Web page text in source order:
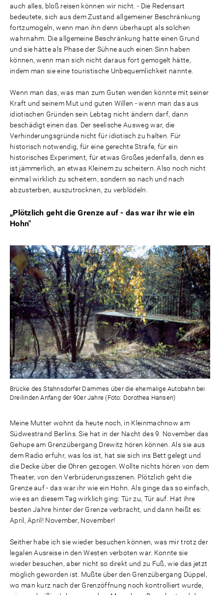
auch alles, bloß reisen können wir nicht. - Die Redensart
bedeutete, sich aus dem Zustand allgemeiner Beschränkung
fortzumogeln, wenn man ihn denn überhaupt als solchen
wahrnahm. Die allgemeine Beschränkung hatte einen Grund
und sie hätte als Phase der Sühne auch einen Sinn haben
können, wenn man sich nicht daraus fort gemogelt hätte,
indem man sie eine touristische Unbequemlichkeit nannte.
Wenn man das, was man zum Guten wenden könnte mit seiner
Kraft und seinem Mut und guten Willen - wenn man das aus
idiotischen Gründen sein Lebtag nicht ändern darf, dann
beschädigt einen das. Der seelische Ausweg war, die
Verhinderungsgründe nicht für idiotisch zu halten. Für
historisch notwendig, für eine gerechte Strafe, für ein
historisches Experiment, für etwas Großes jedenfalls, denn es
ist jämmerlich, an etwas Kleinem zu scheitern. Also noch nicht
einmal wirklich zu scheitern, sondern so nach und nach
abzusterben, auszutrocknen, zu verblödeln.
„Plötzlich geht die Grenze auf - das war ihr wie ein
Hohn"
Brücke des Stahnsdorfer Dammes über die ehemalige Autobahn bei
Dreilinden Anfang der 90er Jahre (Foto: Dorothea Hansen)
Meine Mutter wohnt da heute noch, in Kleinmachnow am
Südwestrand Berlins. Sie hat in der Nacht des 9. November das
Gehupe am Grenzübergang Drewitz hören können. Als sie aus
dem Radio erfuhr, was los ist, hat sie sich ins Bett gelegt und
die Decke über die Ohren gezogen. Wollte nichts hören von dem
Theater, von den Verbrüderungsszenen. Plötzlich geht die
Grenze auf - das war ihr wie ein Hohn. Als ginge das so einfach,
wie es an diesem Tag wirklich ging: Tür zu, Tür auf. Hat ihre
besten Jahre hinter der Grenze verbracht, und dann heißt es:
April, April! November, November!
Seither habe ich sie wieder besuchen können, was mir trotz der
legalen Ausreise in den Westen verboten war. Konnte sie
wieder besuchen, aber nicht so direkt und zu Fuß, wie das jetzt
möglich geworden ist. Mußte über den Grenzübergang Düppel,
wo man kurz nach der Grenzöffnung noch kontrolliert wurde,